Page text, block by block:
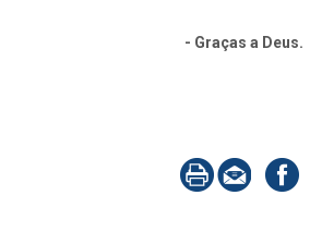
- Graças a Deus.